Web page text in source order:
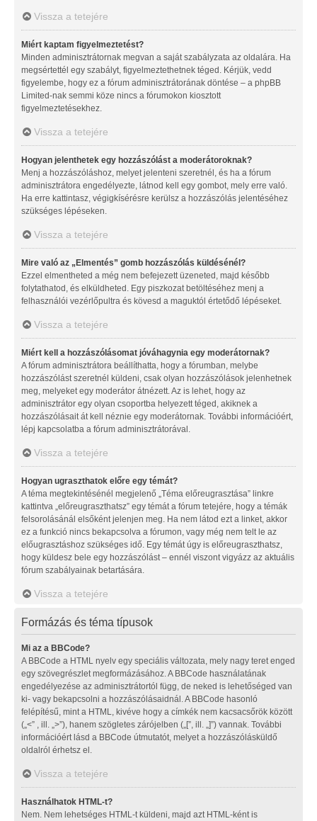
Vissza a tetejére
Miért kaptam figyelmeztetést?
Minden adminisztrátornak megvan a saját szabályzata az oldalára. Ha
megsértettél egy szabályt, figyelmeztethetnek téged. Kérjük, vedd
figyelembe, hogy ez a fórum adminisztrátorának döntése – a phpBB
Limited-nak semmi köze nincs a fórumokon kiosztott
figyelmeztetésekhez.
Vissza a tetejére
Hogyan jelenthetek egy hozzászólást a moderátoroknak?
Menj a hozzászóláshoz, melyet jelenteni szeretnél, és ha a fórum
adminisztrátora engedélyezte, látnod kell egy gombot, mely erre való.
Ha erre kattintasz, végigkísérésre kerülsz a hozzászólás jelentéséhez
szükséges lépéseken.
Vissza a tetejére
Mire való az „Elmentés” gomb hozzászólás küldésénél?
Ezzel elmentheted a még nem befejezett üzeneted, majd később
folytathatod, és elküldheted. Egy piszkozat betöltéséhez menj a
felhasználói vezérlőpultra és kövesd a maguktól értetődő lépéseket.
Vissza a tetejére
Miért kell a hozzászólásomat jóváhagynia egy moderátornak?
A fórum adminisztrátora beállíthatta, hogy a fórumban, melybe
hozzászólást szeretnél küldeni, csak olyan hozzászólások jelenhetnek
meg, melyeket egy moderátor átnézett. Az is lehet, hogy az
adminisztrátor egy olyan csoportba helyezett téged, akiknek a
hozzászólásait át kell néznie egy moderátornak. További információért,
lépj kapcsolatba a fórum adminisztrátorával.
Vissza a tetejére
Hogyan ugraszthatok előre egy témát?
A téma megtekintésénél megjelenő „Téma előreugrasztása” linkre
kattintva „előreugraszthatsz” egy témát a fórum tetejére, hogy a témák
felsorolásánál elsőként jelenjen meg. Ha nem látod ezt a linket, akkor
ez a funkció nincs bekapcsolva a fórumon, vagy még nem telt le az
előugrasztáshoz szükséges idő. Egy témát úgy is előreugraszthatsz,
hogy küldesz bele egy hozzászólást – ennél viszont vigyázz az aktuális
fórum szabályainak betartására.
Vissza a tetejére
Formázás és téma típusok
Mi az a BBCode?
A BBCode a HTML nyelv egy speciális változata, mely nagy teret enged
egy szövegrészlet megformázásához. A BBCode használatának
engedélyezése az adminisztrátortól függ, de neked is lehetőséged van
ki- vagy bekapcsolni a hozzászólásaidnál. A BBCode hasonló
felépítésű, mint a HTML, kivéve hogy a címkék nem kacsacsőrök között
(„<” , ill. „>”), hanem szögletes zárójelben („[”, ill. „]”) vannak. További
információért lásd a BBCode útmutatót, melyet a hozzászólásküldő
oldalról érhetsz el.
Vissza a tetejére
Használhatok HTML-t?
Nem. Nem lehetséges HTML-t küldeni, majd azt HTML-ként is